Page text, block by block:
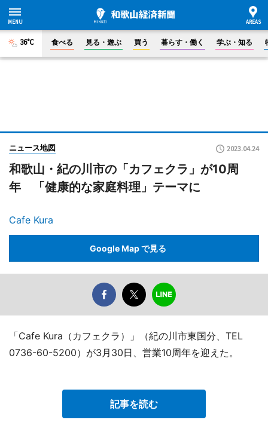
36°C 食べる 見る・遊ぶ 買う 暮らす・働く 学ぶ・知る
ニュース地図 2023.04.24
和歌山・紀の川市の「カフェクラ」が10周
年 「健康的な家庭料理」テーマに
Cafe Kura
Google Map で見る
「Cafe Kura（カフェクラ）」（紀の川市東国分、TEL
0736-60-5200）が3月30日、営業10周年を迎えた。
記事を読む